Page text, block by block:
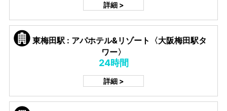
詳細 >
東梅田駅 : アパホテル&リゾート〈大阪梅田駅タ
ワー〉
24時間
詳細 >